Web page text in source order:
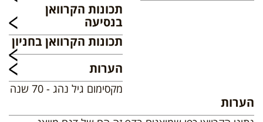
תכונות הקרוואן
בנסיעה
תכונות הקרוואן בחניון
הערות
מקסימום גיל נהג - 70 שנה
הערות